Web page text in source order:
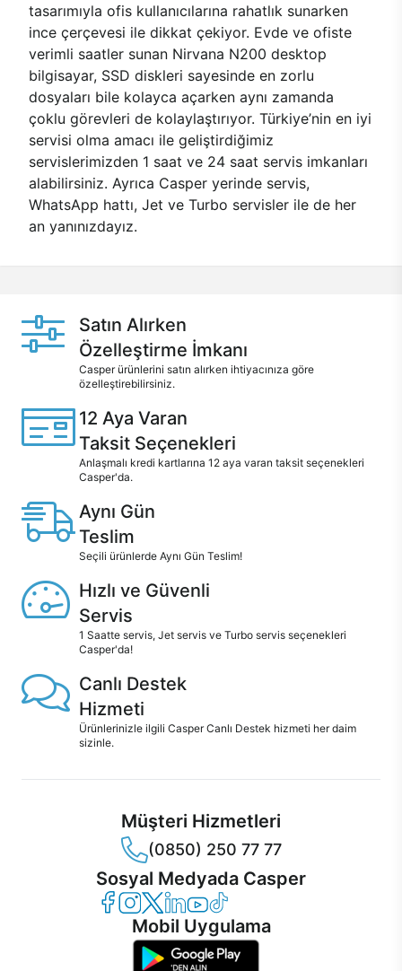
tasarımıyla ofis kullanıcılarına rahatlık sunarken
ince çerçevesi ile dikkat çekiyor. Evde ve ofiste
verimli saatler sunan Nirvana N200 desktop
bilgisayar, SSD diskleri sayesinde en zorlu
dosyaları bile kolayca açarken aynı zamanda
çoklu görevleri de kolaylaştırıyor. Türkiye’nin en iyi
servisi olma amacı ile geliştirdiğimiz
servislerimizden 1 saat ve 24 saat servis imkanları
alabilirsiniz. Ayrıca Casper yerinde servis,
WhatsApp hattı, Jet ve Turbo servisler ile de her
an yanınızdayız.
Satın Alırken
Özelleştirme İmkanı
Casper ürünlerini satın alırken ihtiyacınıza göre
özelleştirebilirsiniz.
12 Aya Varan
Taksit Seçenekleri
Anlaşmalı kredi kartlarına 12 aya varan taksit seçenekleri
Casper'da.
Aynı Gün
Teslim
Seçili ürünlerde Aynı Gün Teslim!
Hızlı ve Güvenli
Servis
1 Saatte servis, Jet servis ve Turbo servis seçenekleri
Casper'da!
Canlı Destek
Hizmeti
Ürünlerinizle ilgili Casper Canlı Destek hizmeti her daim
sizinle.
Müşteri Hizmetleri
(0850) 250 77 77
Sosyal Medyada Casper
Casper Facebook
Casper Instagram
Casper Twitter
Casper LinkedIn
Casper YouTube
Casper TikTok
Mobil Uygulama